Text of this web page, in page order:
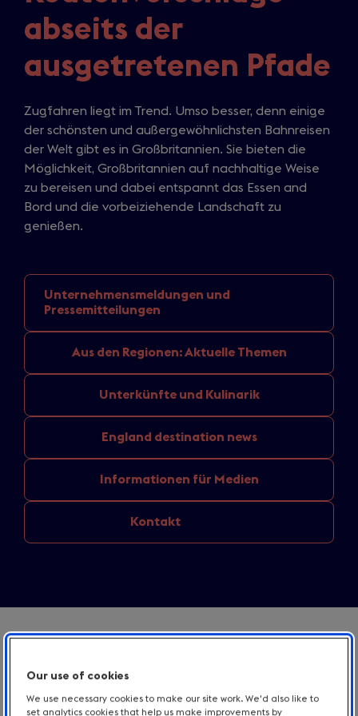
abseits der
ausgetretenen Pfade
Zugfahren liegt im Trend. Umso besser, denn einige
der schönsten und außergewöhnlichsten Bahnreisen
der Welt gibt es in Großbritannien. Sie bieten die
Möglichkeit, Großbritannien auf nachhaltige Weise
zu bereisen und dabei entspannt das Essen and
Bord und die vorbeiziehende Landschaft zu
genießen.
Unternehmensmeldungen und
Pressemitteilungen
Aus den Regionen: Aktuelle Themen
Unterkünfte und Kulinarik
England destination news
Informationen für Medien
Kontakt
Our use of cookies
We use necessary cookies to make our site work. We'd also like to
set analytics cookies that help us make improvements by